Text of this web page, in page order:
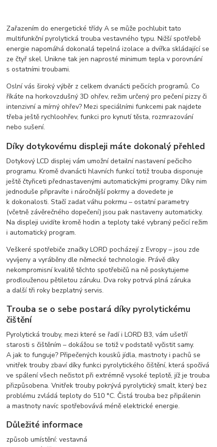
Zařazením do energetické třídy A se může pochlubit tato
multifunkční pyrolytická trouba vestavného typu. Nižší spotřebě
energie napomáhá dokonalá tepelná izolace a dvířka skládající se
ze čtyř skel. Unikne tak jen naprosté minimum tepla v porovnání
s ostatními troubami.
Oslní vás široký výběr z celkem dvanácti pečicích programů. Co
říkáte na horkovzdušný 3D ohřev, režim určený pro pečení pizzy či
intenzivní a mírný ohřev? Mezi speciálními funkcemi pak najdete
třeba ještě rychloohřev, funkci pro kynutí těsta, rozmrazování
nebo sušení.
Díky dotykovému displeji máte dokonalý přehled
Dotykový LCD displej vám umožní detailní nastavení pečicího
programu. Kromě dvanácti hlavních funkcí totiž trouba disponuje
ještě čtyřiceti přednastavenými automatickými programy. Díky nim
jednoduše připravíte i náročnější pokrmy a dovedete je
k dokonalosti. Stačí zadat váhu pokrmu – ostatní parametry
(včetně závěrečného dopečení) jsou pak nastaveny automaticky.
Na displeji uvidíte kromě hodin a teploty také vybraný pečicí režim
i automatický program.
Veškeré spotřebiče značky LORD pocházejí z Evropy – jsou zde
vyvíjeny a vyráběny dle německé technologie. Právě díky
nekompromisní kvalitě těchto spotřebičů na ně poskytujeme
prodlouženou pětiletou záruku. Dva roky potrvá plná záruka
a další tři roky bezplatný servis.
Trouba se o sebe postará díky pyrolytickému
čištění
Pyrolytická trouby, mezi které se řadí i LORD B3, vám ušetří
starosti s čištěním – dokážou se totiž v podstatě vyčistit samy.
A jak to funguje? Připečených kousků jídla, mastnoty i pachů se
vnitřek trouby zbaví díky funkci pyrolytického čištění, která spočívá
ve spálení všech nečistot při extrémně vysoké teplotě, jíž je trouba
přizpůsobena. Vnitřek trouby pokrývá pyrolytický smalt, který bez
problému zvládá teploty do 510 °C. Čistá trouba bez připálenin
a mastnoty navíc spotřebovává méně elektrické energie.
Důležité informace
způsob umístění: vestavná